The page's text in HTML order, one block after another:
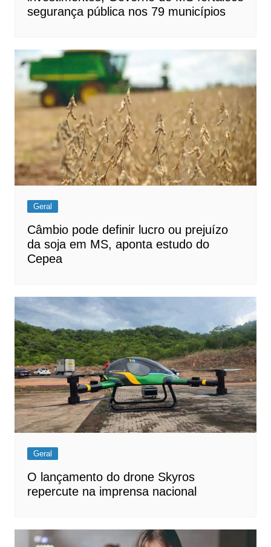
segurança pública nos 79 municípios
Geral
Câmbio pode definir lucro ou prejuízo
da soja em MS, aponta estudo do
Cepea
Geral
O lançamento do drone Skyros
repercute na imprensa nacional